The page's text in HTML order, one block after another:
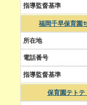
福岡千早保育園
保育園テト